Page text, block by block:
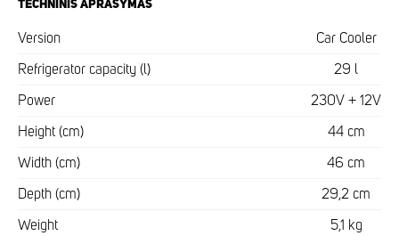
TECHNINIS APRAŠYMAS
Version Car Cooler
Refrigerator capacity (l) 29 l
Power 230V + 12V
Height (cm) 44 cm
Width (cm) 46 cm
Depth (cm) 29,2 cm
Weight 5,1 kg